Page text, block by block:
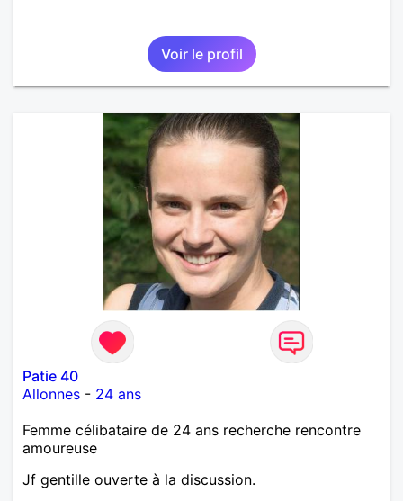
Voir le profil
Patie 40
Allonnes - 24 ans
Femme célibataire de 24 ans recherche rencontre
amoureuse
Jf gentille ouverte à la discussion.